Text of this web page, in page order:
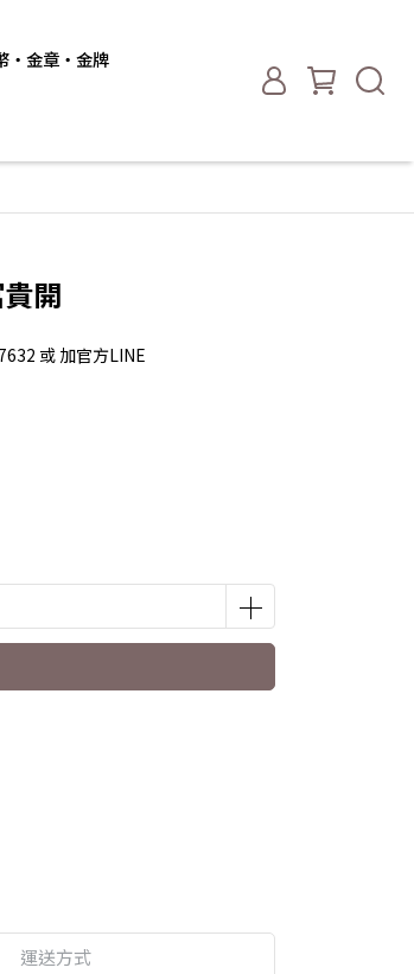
・金章・金牌
開
或 加官方LINE
運送方式